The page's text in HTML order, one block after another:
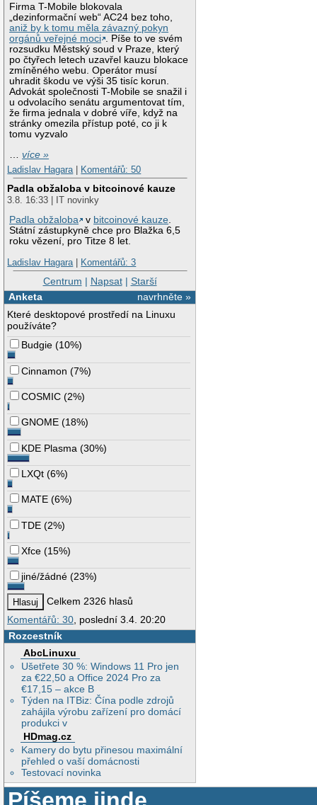
Firma T-Mobile blokovala
„dezinformační web“ AC24 bez toho,
aniž by k tomu měla závazný pokyn
orgánů veřejné moci
. Píše to ve svém
rozsudku Městský soud v Praze, který
po čtyřech letech uzavřel kauzu blokace
zmíněného webu. Operátor musí
uhradit škodu ve výši 35 tisíc korun.
Advokát společnosti T-Mobile se snažil i
u odvolacího senátu argumentovat tím,
že firma jednala v dobré víře, když na
stránky omezila přístup poté, co ji k
tomu vyzvalo
…více »
Ladislav Hagara| Komentářů: 50
Padla obžaloba v bitcoinové kauze
3.8. 16:33 | IT novinky
Padla obžaloba
v bitcoinové kauze.
Státní zástupkyně chce pro Blažka 6,5
roku vězení, pro Titze 8 let.
Ladislav Hagara| Komentářů: 3
Centrum | Napsat| Starší
navrhněte »
Anketa
Které desktopové prostředí na Linuxu
používáte?
Budgie (10%)
Cinnamon (7%)
COSMIC (2%)
GNOME (18%)
KDE Plasma (30%)
LXQt (6%)
MATE (6%)
TDE (2%)
Xfce (15%)
jiné/žádné (23%)
Celkem 2326 hlasů
Komentářů: 30 , poslední 3.4. 20:20
Rozcestník
AbcLinuxu
Ušetřete 30 %: Windows 11 Pro jen
za €22,50 a Office 2024 Pro za
€17,15 – akce B
Týden na ITBiz: Čína podle zdrojů
zahájila výrobu zařízení pro domácí
produkci v
HDmag.cz
Kamery do bytu přinesou maximální
přehled o vaší domácnosti
Testovací novinka